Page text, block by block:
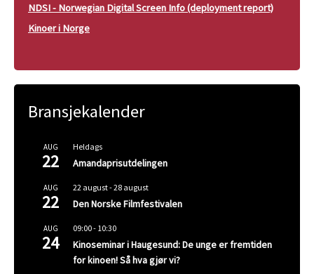
NDSI - Norwegian Digital Screen Info (deployment report)
Kinoer i Norge
Bransjekalender
AUG
22
Heldags
Amandaprisutdelingen
AUG
22
22 august-28 august
Den Norske Filmfestivalen
AUG
24
09:00- 10:30
Kinoseminar i Haugesund: De unge er fremtiden
for kinoen! Så hva gjør vi?